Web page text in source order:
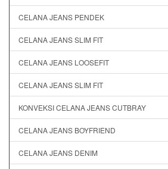
CELANA JEANS PENDEK
CELANA JEANS SLIM FIT
CELANA JEANS LOOSEFIT
CELANA JEANS SLIM FIT
KONVEKSI CELANA JEANS CUTBRAY
CELANA JEANS BOYFRIEND
CELANA JEANS DENIM